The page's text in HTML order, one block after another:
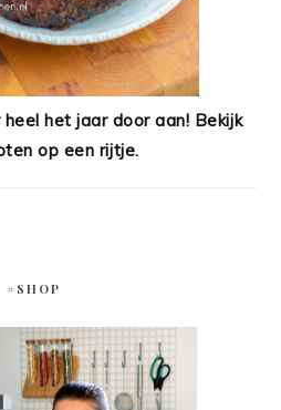
het jaar door aan! Bekijk
op een rijtje.
#SHOP